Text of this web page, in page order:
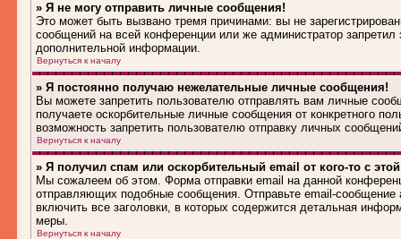
» Я не могу отправить личные сообщения!
Это может быть вызвано тремя причинами: вы не
сообщений на всей конференции или же администратор
дополнительной информации.
Вернуться к началу
» Я постоянно получаю нежелательные личные сообщения!
Вы можете запретить пользователю отправлять вам личные
получаете оскорбительные личные сообщения от конкретного
возможность запретить пользователю отправку личных
Вернуться к началу
» Я получил спам или оскорбительный email от кого-то с
Мы сожалеем об этом. Форма отправки email на данной
отправляющих подобные сообщения. Отправьте email-
включить все заголовки, в которых содержится детальная
меры.
Вернуться к началу